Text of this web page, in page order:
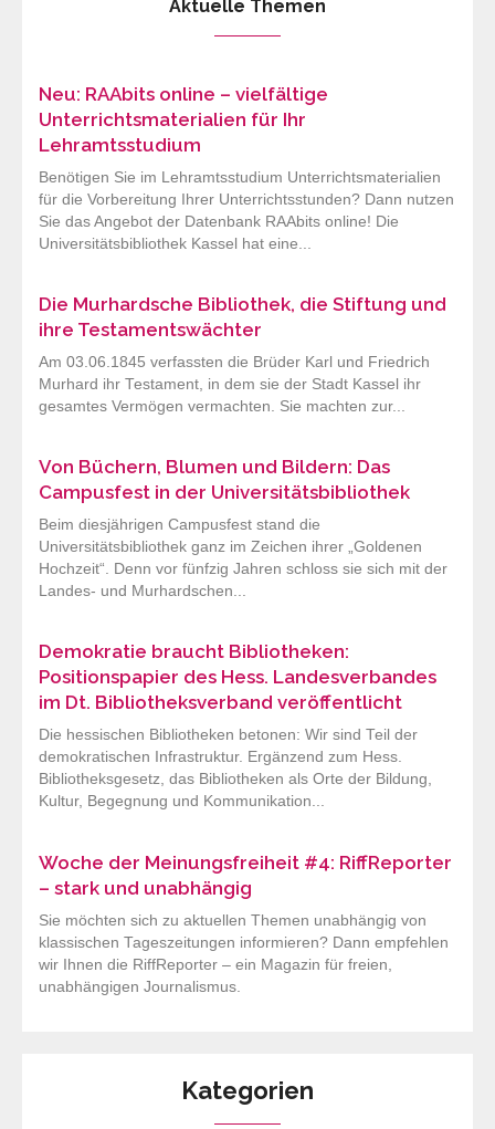
Aktuelle Themen
Neu: RAAbits online – vielfältige
Unterrichtsmaterialien für Ihr
Lehramtsstudium
Benötigen Sie im Lehramtsstudium Unterrichtsmaterialien
für die Vorbereitung Ihrer Unterrichtsstunden? Dann nutzen
Sie das Angebot der Datenbank RAAbits online! Die
Universitätsbibliothek Kassel hat eine...
Die Murhardsche Bibliothek, die Stiftung und
ihre Testamentswächter
Am 03.06.1845 verfassten die Brüder Karl und Friedrich
Murhard ihr Testament, in dem sie der Stadt Kassel ihr
gesamtes Vermögen vermachten. Sie machten zur...
Von Büchern, Blumen und Bildern: Das
Campusfest in der Universitätsbibliothek
Beim diesjährigen Campusfest stand die
Universitätsbibliothek ganz im Zeichen ihrer „Goldenen
Hochzeit“. Denn vor fünfzig Jahren schloss sie sich mit der
Landes- und Murhardschen...
Demokratie braucht Bibliotheken:
Positionspapier des Hess. Landesverbandes
im Dt. Bibliotheksverband veröffentlicht
Die hessischen Bibliotheken betonen: Wir sind Teil der
demokratischen Infrastruktur. Ergänzend zum Hess.
Bibliotheksgesetz, das Bibliotheken als Orte der Bildung,
Kultur, Begegnung und Kommunikation...
Woche der Meinungsfreiheit #4: RiffReporter
– stark und unabhängig
Sie möchten sich zu aktuellen Themen unabhängig von
klassischen Tageszeitungen informieren? Dann empfehlen
wir Ihnen die RiffReporter – ein Magazin für freien,
unabhängigen Journalismus.
Kategorien